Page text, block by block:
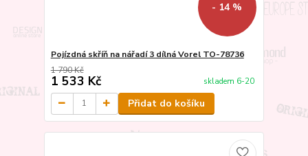
- 14 %
Pojízdná skříň na nářadí 3 dílná Vorel TO-78736
1 790 Kč
1 533 Kč skladem 6-20
Přidat do košíku